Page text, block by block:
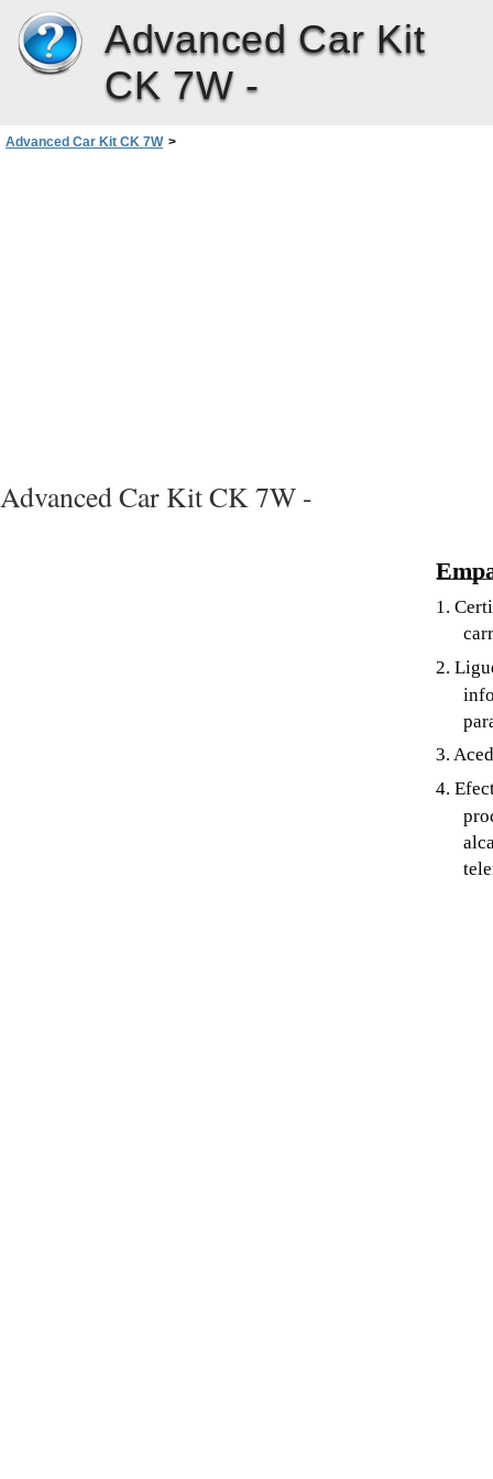
Advanced Car Kit
CK 7W -
Advanced Car Kit CK 7W >
Advanced Car Kit CK 7W -
1.
2.
3.
4.